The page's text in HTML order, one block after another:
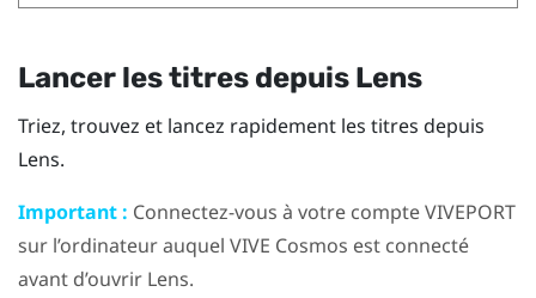
Lancer les titres depuis Lens
Triez, trouvez et lancez rapidement les titres depuis
Lens.
Important : Connectez-vous à votre compteVIVEPORT
sur l’ordinateur auquel VIVE Cosmos est connecté
avant d’ouvrir Lens.